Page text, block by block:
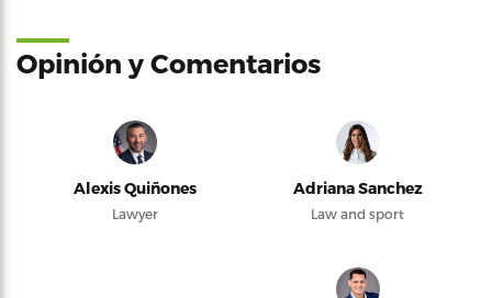
Opinión y Comentarios
Alexis Quiñones
Lawyer
Adriana Sanchez
Law and sport